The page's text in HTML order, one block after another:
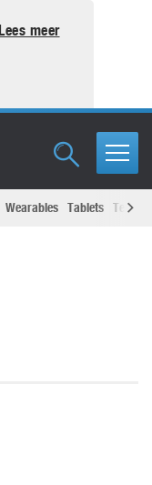
Lees meer
Wearables Tablets